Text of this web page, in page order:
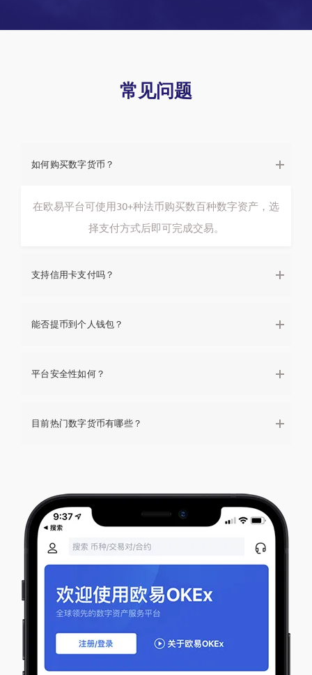
常见问题
如何购买数字货币？
在欧易平台可使用30+种法币购买数百种数字资产，选
择支付方式后即可完成交易。
支持信用卡支付吗？
能否提币到个人钱包？
平台安全性如何？
目前热门数字货币有哪些？